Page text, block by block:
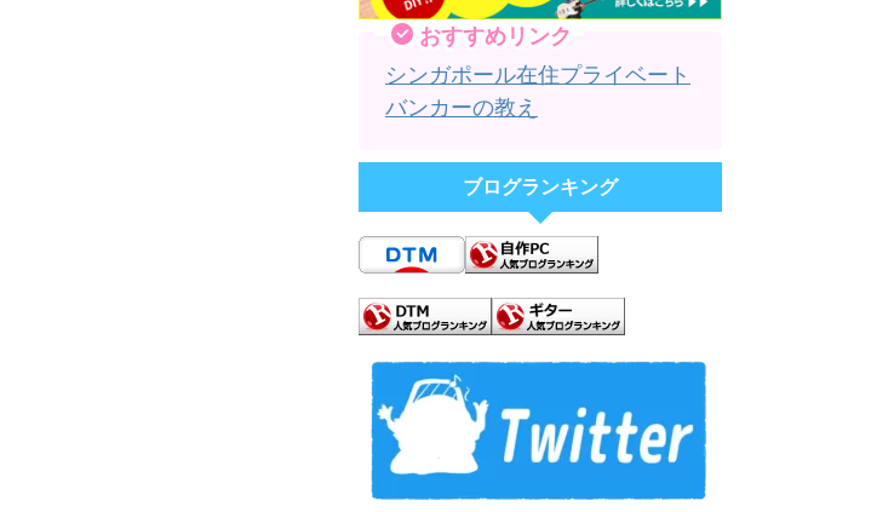
おすすめリンク
シンガポール在住プライベート
バンカーの教え
ブログランキング